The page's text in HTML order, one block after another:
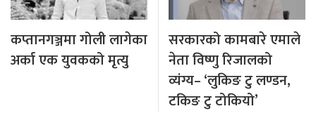
कप्तानगञ्जमा गोली लागेका
अर्का एक युवकको मृत्यु
सरकारको कामबारे एमाले
नेता विष्णु रिजालको
व्यंग्य– ‘लुकिङ टु लण्डन,
टकिङ टु टोकियो’